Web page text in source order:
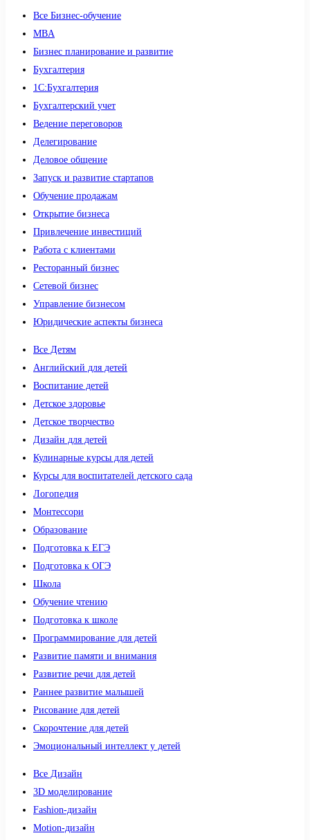
Все Бизнес-обучение
MBA
Бизнес планирование и развитие
Бухгалтерия
1C:Бухгалтерия
Бухгалтерский учет
Ведение переговоров
Делегирование
Деловое общение
Запуск и развитие стартапов
Обучение продажам
Открытие бизнеса
Привлечение инвестиций
Работа с клиентами
Ресторанный бизнес
Сетевой бизнес
Управление бизнесом
Юридические аспекты бизнеса
Все Детям
Английский для детей
Воспитание детей
Детское здоровье
Детское творчество
Дизайн для детей
Кулинарные курсы для детей
Курсы для воспитателей детского сада
Логопедия
Монтессори
Образование
Подготовка к ЕГЭ
Подготовка к ОГЭ
Школа
Обучение чтению
Подготовка к школе
Программирование для детей
Развитие памяти и внимания
Развитие речи для детей
Раннее развитие малышей
Рисование для детей
Скорочтение для детей
Эмоциональный интеллект у детей
Все Дизайн
3D моделирование
Fashion-дизайн
Motion-дизайн